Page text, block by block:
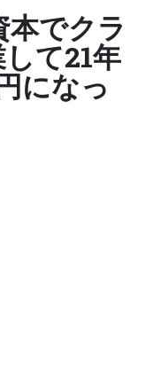
でクラ
て21年
になっ